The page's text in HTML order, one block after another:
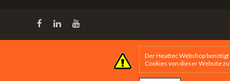
Der Heattec Webshop
Cookies von dieser Website